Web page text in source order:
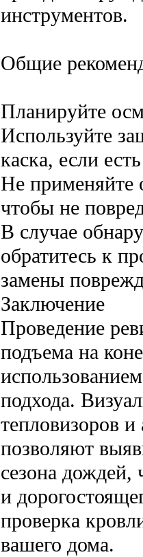
инструментов.
Общие
Планируйте
Используйте
каска, если
Не применяйте
чтобы не
В случае
обратитесь к
замены
Заключение
Проведение
подъема на
подхода.
тепловизоров
позволяют
сезона дождей,
и
проверка
вашего дома.